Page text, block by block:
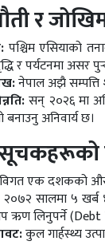
र
पश्चिम एसियाको
र पर्यटनमा असर
नेपाल अझै
सन् २०२६ मा
बनाउनु अनिवार्य छ।
विगत एक दशकको औसत
२०७२ सालमा ५
ऋण लिनुपर्ने
कुल गार्हस्थ्य